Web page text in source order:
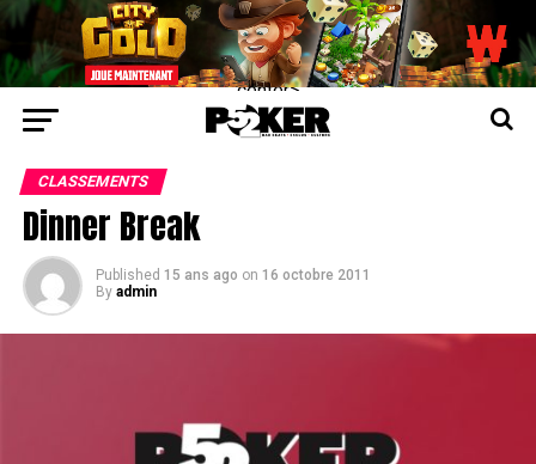
center>
CLASSEMENTS
Dinner Break
Published 15 ans ago on 16 octobre 2011
By admin